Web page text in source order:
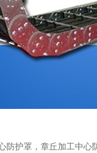
防护罩，章丘加工中心